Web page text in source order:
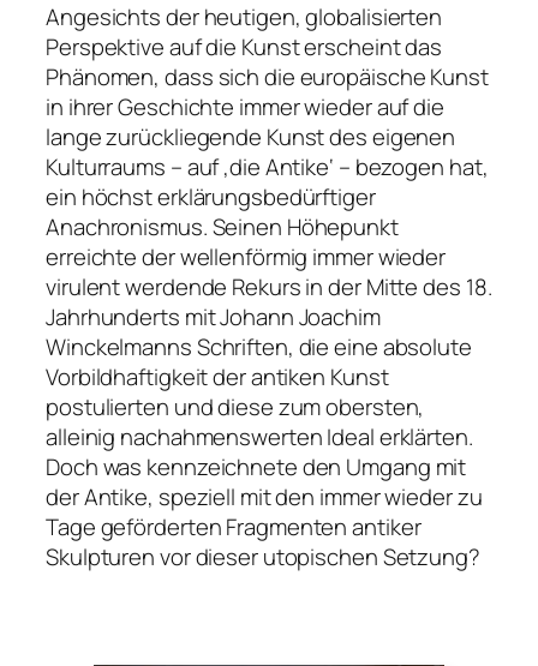
Angesichts der heutigen, globalisierten
Perspektive auf die Kunst erscheint das
Phänomen, dass sich die europäische Kunst
in ihrer Geschichte immer wieder auf die
lange zurückliegende Kunst des eigenen
Kulturraums – auf ‚die Antike‘ – bezogen hat,
ein höchst erklärungsbedürftiger
Anachronismus. Seinen Höhepunkt
erreichte der wellenförmig immer wieder
virulent werdende Rekurs in der Mitte des 18.
Jahrhunderts mit Johann Joachim
Winckelmanns Schriften, die eine absolute
Vorbildhaftigkeit der antiken Kunst
postulierten und diese zum obersten,
alleinig nachahmenswerten Ideal erklärten.
Doch was kennzeichnete den Umgang mit
der Antike, speziell mit den immer wieder zu
Tage geförderten Fragmenten antiker
Skulpturen vor dieser utopischen Setzung?